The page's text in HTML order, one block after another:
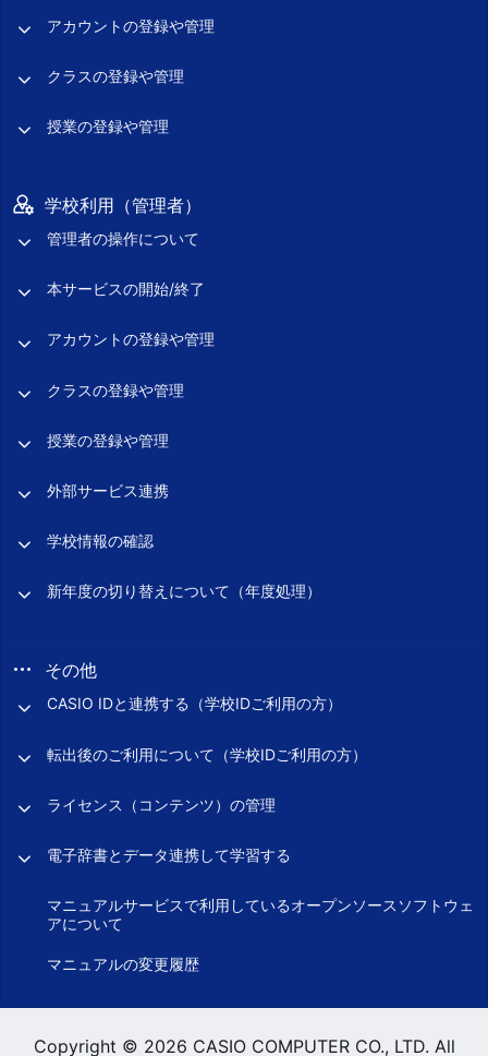
アカウントの登録や管理
クラスの登録や管理
授業の登録や管理
学校利用（管理者）
管理者の操作について
本サービスの開始/終了
アカウントの登録や管理
クラスの登録や管理
授業の登録や管理
外部サービス連携
学校情報の確認
新年度の切り替えについて（年度処理）
その他
CASIO IDと連携する（学校IDご利用の方）
転出後のご利用について（学校IDご利用の方）
ライセンス（コンテンツ）の管理
電子辞書とデータ連携して学習する
マニュアルサービスで利用しているオープンソースソフトウェ
アについて
マニュアルの変更履歴
Copyright © 2026 CASIO COMPUTER CO., LTD. All